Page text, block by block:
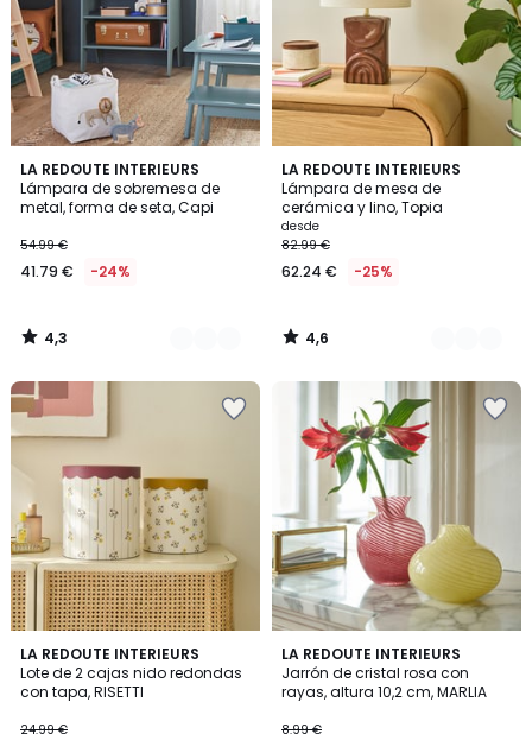
LA REDOUTE INTERIEURS
Lámpara de sobremesa de
metal, forma de seta, Capi
54.99 €
41.79 € -24%
4,3
/ 5
4
Colores
4,3
/
LA REDOUTE INTERIEURS
Lámpara de mesa de
cerámica y lino, Topia
desde
82.99 €
62.24 € -25%
4,6
/ 5
2
Colores
4,6
/
LA REDOUTE INTERIEURS
Lote de 2 cajas nido redondas
con tapa, RISETTI
24.99 €
LA REDOUTE INTERIEURS
Jarrón de cristal rosa con
rayas, altura 10,2 cm, MARLIA
8.99 €